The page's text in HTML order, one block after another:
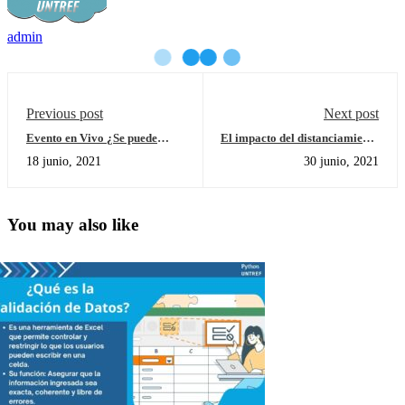
admin
Previous post
Evento en Vivo ¿Se puede
18 junio, 2021
Next post
El impacto del distanciamiento
Superior: la arista docente
30 junio, 2021
You may also like